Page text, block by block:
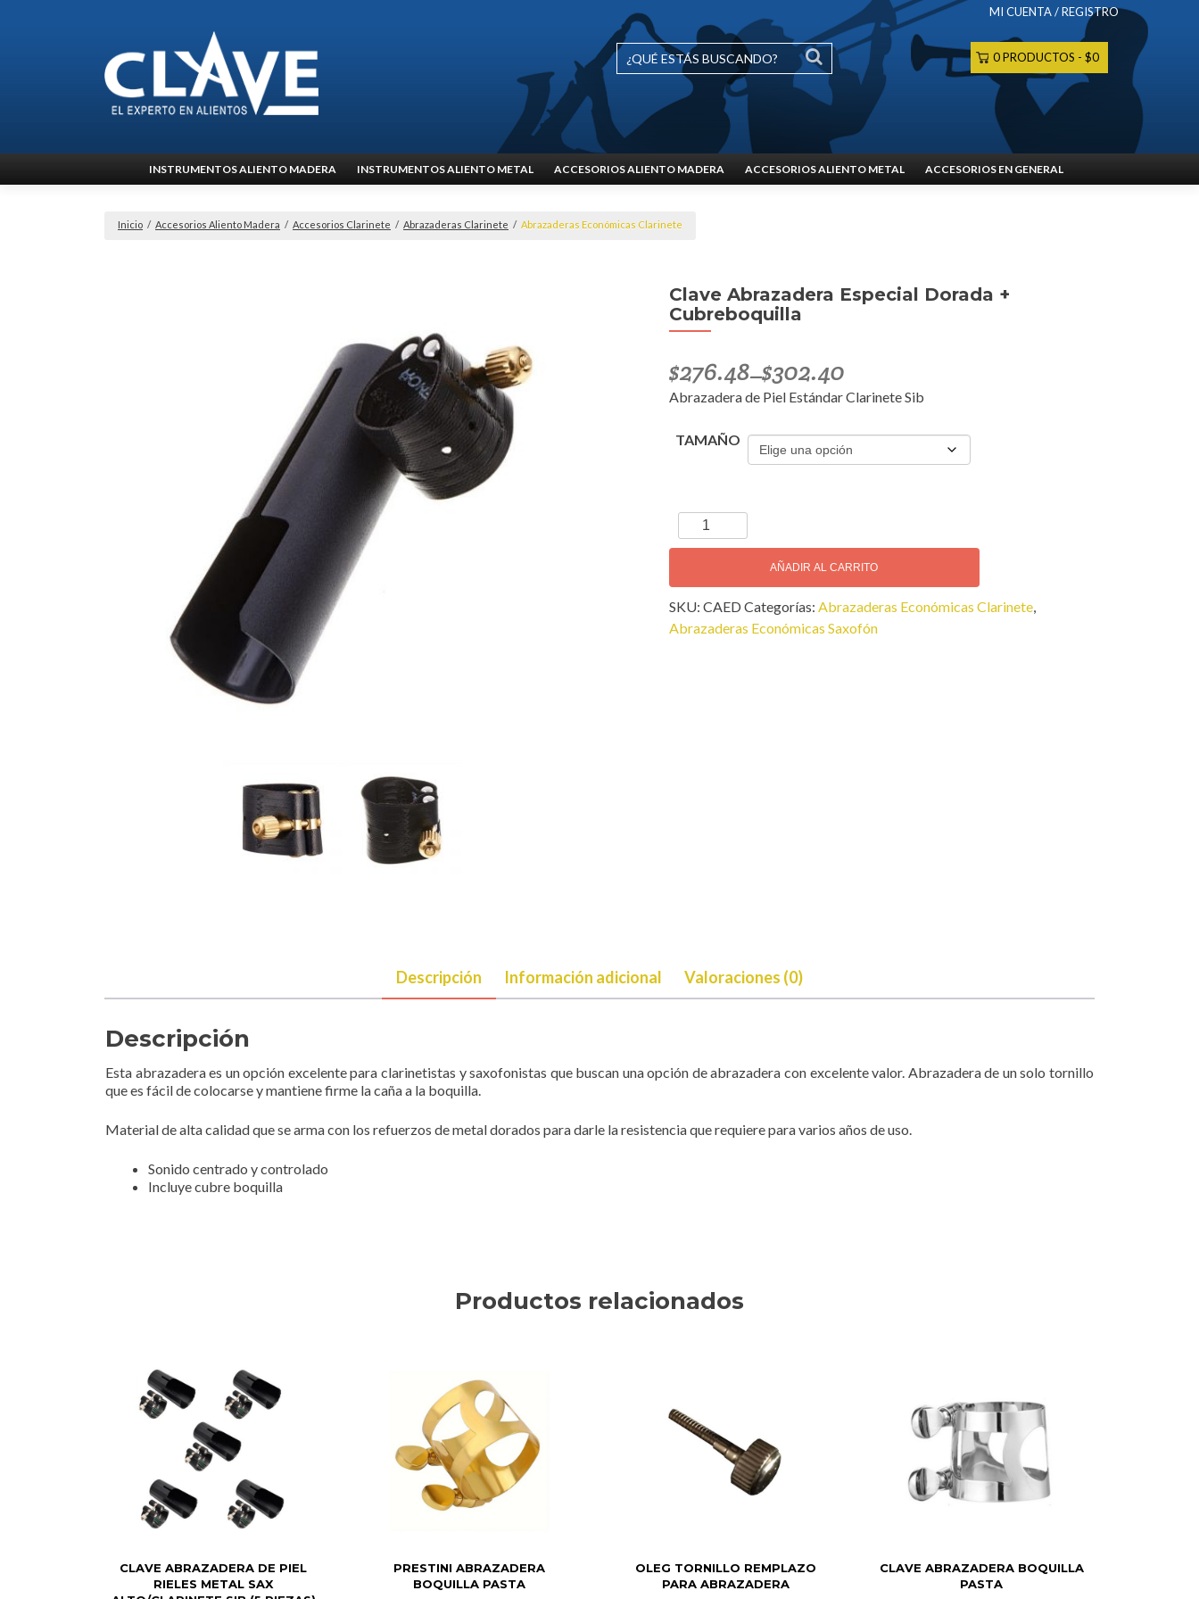
MI CUENTA / REGISTRO
0 PRODUCTOS $0
al
INSTRUMENTOS ALIENTO MADERA INSTRUMENTOS ALIENTO METAL ACCESORIOS ALIENTO MADERA ACCESORIOS ALIENTO METAL ACCESORIOS EN GENERAL
Inicio / Accesorios Aliento Madera / Accesorios Clarinete / Abrazaderas Clarinete / Abrazaderas Económicas Clarinete
Clave Abrazadera Especial Dorada +
Cubreboquilla
$276.48–$302.40
Abrazadera de Piel Estándar Clarinete Sib
TAMAÑO
Clave
Abrazadera
Dorada
+
Cubreboquilla
AÑADIR AL CARRITO
SKU: CAED Categorías: Abrazaderas Económicas Clarinete,
Abrazaderas Económicas Saxofón
Descripción Información adicional Valoraciones (0)
Descripción
Esta abrazadera es un opción excelente para clarinetistas y saxofonistas que buscan una opción de abrazadera con excelente valor. Abrazadera de un solo tornillo
que es fácil de colocarse y mantiene firme la caña a la boquilla.
Material de alta calidad que se arma con los refuerzos de metal dorados para darle la resistencia que requiere para varios años de uso.
Sonido centrado y controlado
Incluye cubre boquilla
Productos relacionados
CLAVE ABRAZADERA DE PIEL
RIELES METAL SAX
PRESTINI ABRAZADERA
BOQUILLA PASTA
OLEG TORNILLO REMPLAZO
PARA ABRAZADERA
CLAVE ABRAZADERA BOQUILLA
PASTA